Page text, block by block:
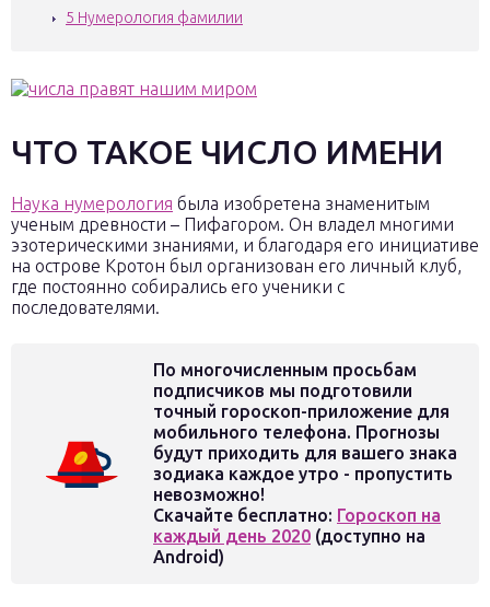
5 Нумерология фамилии
ЧТО ТАКОЕ ЧИСЛО ИМЕНИ
Наука нумерология была изобретена знаменитым
ученым древности – Пифагором. Он владел многими
эзотерическими знаниями, и благодаря его инициативе
на острове Кротон был организован его личный клуб,
где постоянно собирались его ученики с
последователями.
По многочисленным просьбам
подписчиков мы подготовили
точный гороскоп-приложение для
мобильного телефона. Прогнозы
будут приходить для вашего знака
зодиака каждое утро - пропустить
невозможно!
Скачайте бесплатно: Гороскоп на
каждый день 2020 (доступно на
Android)